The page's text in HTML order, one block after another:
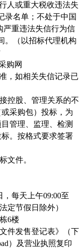
人或重大税收违法失
录名单；不处于中国
严重违法失信行为信
。（以招标代理机构
购网
，如相关失信记录已
控股、管理关系的不
采购包）投标，为
管理、监理、检测
。按格式要求签署
文件。
，每天上午09:00至
定节假日除外）
6楼
件发售登记表》（下
）及营业执照复印